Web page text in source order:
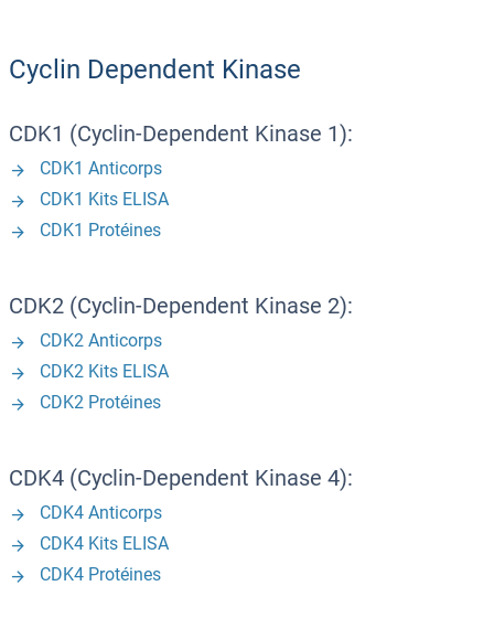
Cyclin Dependent Kinase
CDK1 (Cyclin-Dependent Kinase 1):
CDK1 Anticorps
CDK1 Kits ELISA
CDK1 Protéines
CDK2 (Cyclin-Dependent Kinase 2):
CDK2 Anticorps
CDK2 Kits ELISA
CDK2 Protéines
CDK4 (Cyclin-Dependent Kinase 4):
CDK4 Anticorps
CDK4 Kits ELISA
CDK4 Protéines